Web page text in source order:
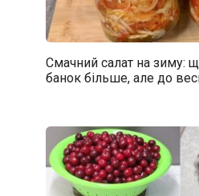
Смачний салат на зиму:
банок більше, але до